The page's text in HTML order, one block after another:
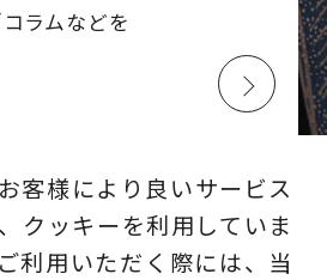
ラムなどを
客様により良いサービス
クッキーを利用していま
利用いただく際には、当